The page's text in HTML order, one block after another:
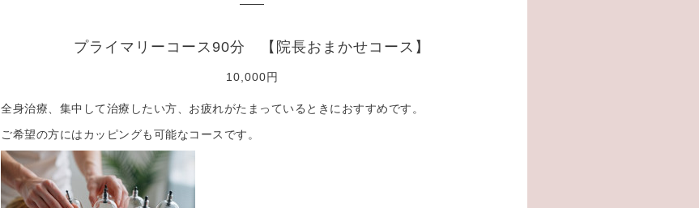
プライマリーコース90分 【院長おまかせコース】
10,000円
全身治療、集中して治療したい方、お疲れがたまっているときにおすすめです。
ご希望の方にはカッピングも可能なコースです。